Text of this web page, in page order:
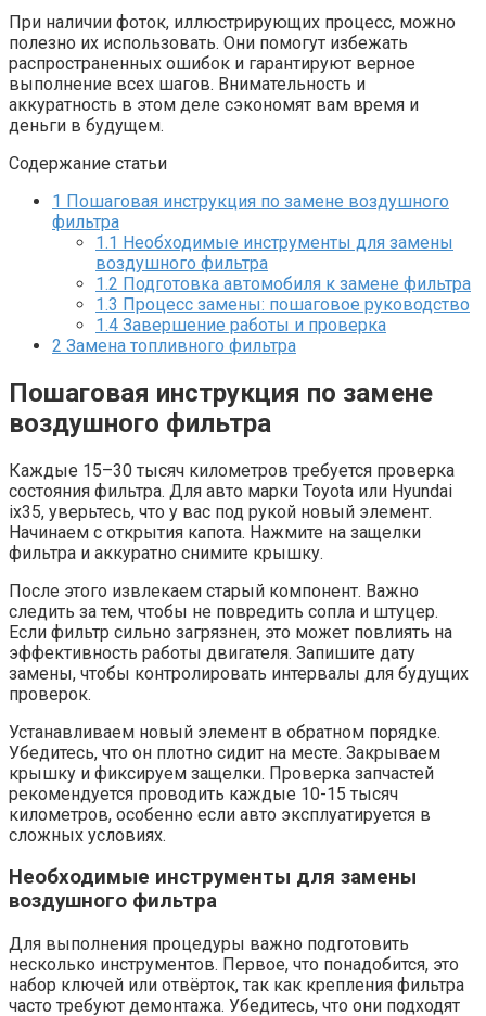
При наличии фоток, иллюстрирующих процесс, можно
полезно их использовать. Они помогут избежать
распространенных ошибок и гарантируют верное
выполнение всех шагов. Внимательность и
аккуратность в этом деле сэкономят вам время и
деньги в будущем.
Содержание статьи
1 Пошаговая инструкция по замене воздушного
фильтра
1.1 Необходимые инструменты для замены
воздушного фильтра
1.2 Подготовка автомобиля к замене фильтра
1.3 Процесс замены: пошаговое руководство
1.4 Завершение работы и проверка
2 Замена топливного фильтра
Пошаговая инструкция по замене
воздушного фильтра
Каждые 15–30 тысяч километров требуется проверка
состояния фильтра. Для авто марки Toyota или Hyundai
ix35, уверьтесь, что у вас под рукой новый элемент.
Начинаем с открытия капота. Нажмите на защелки
фильтра и аккуратно снимите крышку.
После этого извлекаем старый компонент. Важно
следить за тем, чтобы не повредить сопла и штуцер.
Если фильтр сильно загрязнен, это может повлиять на
эффективность работы двигателя. Запишите дату
замены, чтобы контролировать интервалы для будущих
проверок.
Устанавливаем новый элемент в обратном порядке.
Убедитесь, что он плотно сидит на месте. Закрываем
крышку и фиксируем защелки. Проверка запчастей
рекомендуется проводить каждые 10-15 тысяч
километров, особенно если авто эксплуатируется в
сложных условиях.
Необходимые инструменты для замены
воздушного фильтра
Для выполнения процедуры важно подготовить
несколько инструментов. Первое, что понадобится, это
набор ключей или отвёрток, так как крепления фильтра
часто требуют демонтажа. Убедитесь, что они подходят